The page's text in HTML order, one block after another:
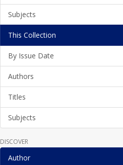
Subjects
This Collection
By Issue Date
Authors
Titles
Subjects
DISCOVER
Author